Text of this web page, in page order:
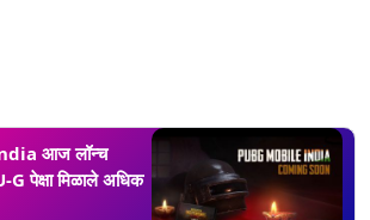
आज लॉन्च
G पेक्षा मिळाले अधिक